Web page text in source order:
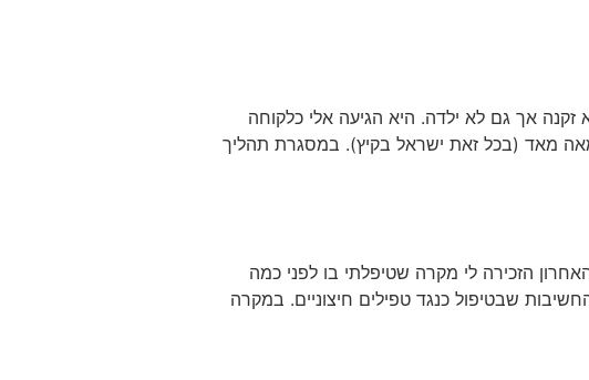
אך גם לא ילדה. היא הגיעה אלי כלקוחה
מאד (בכל זאת ישראל בקיץ). במסגרת תהליך
הזכירה לי מקרה שטיפלתי בו לפני כמה
שבטיפול כנגד טפילים חיצוניים. במקרה